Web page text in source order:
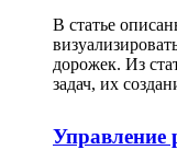
В статье
дорожек. Из
задач, их
Управление